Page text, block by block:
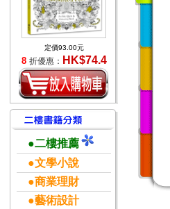
定價93.00元
8 折優惠： HK$74.4
●二樓推薦
●文學小說
●商業理財
●藝術設計